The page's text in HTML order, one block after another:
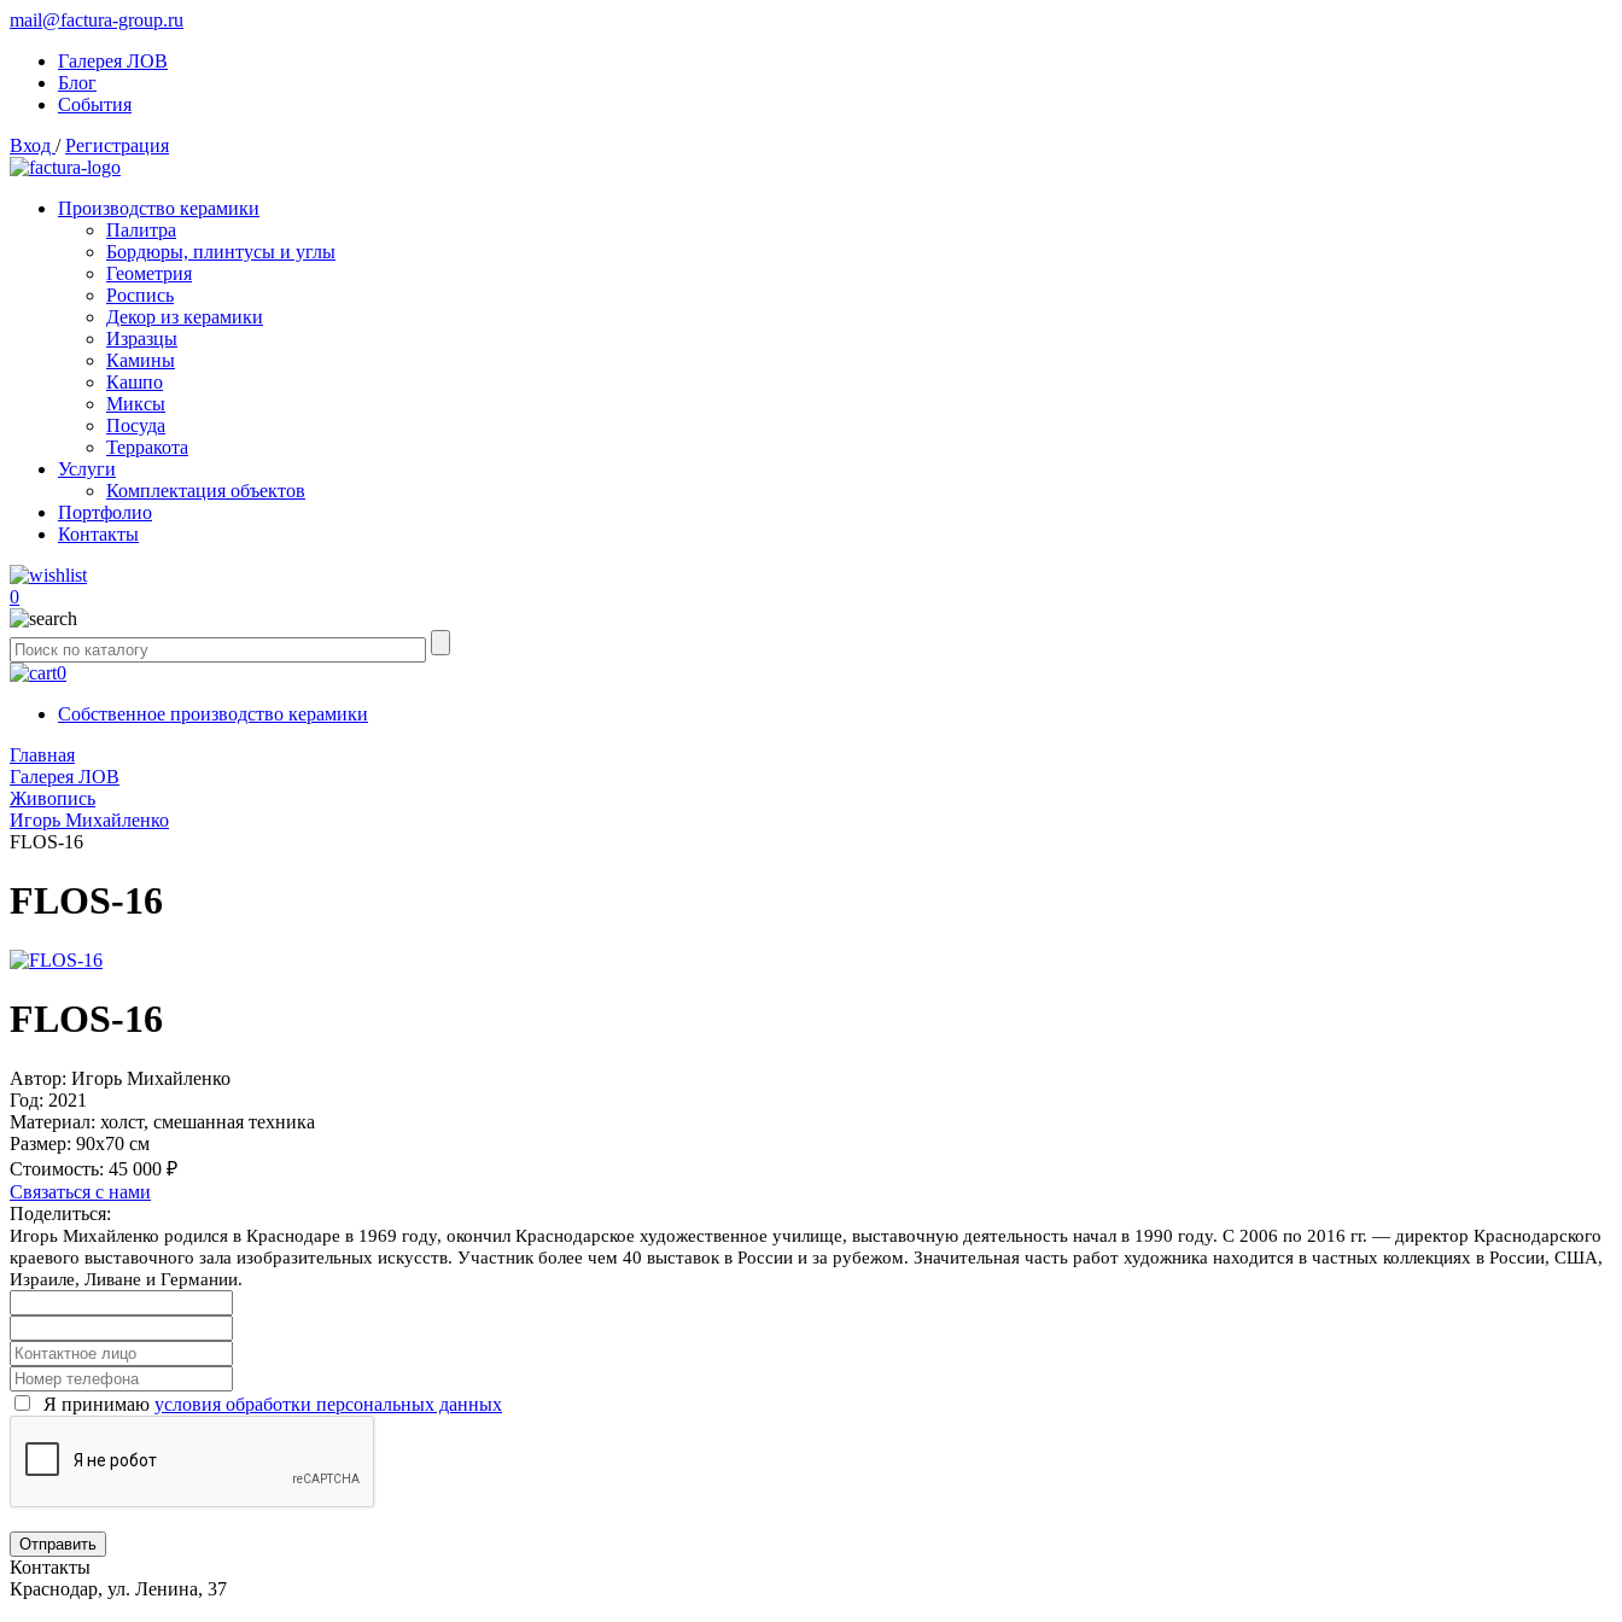
mail@factura-group.ru
Галерея ЛОВ
Блог
События
Вход /Регистрация
Производство керамики
Палитра
Бордюры, плинтусы и углы
Геометрия
Роспись
Декор из керамики
Изразцы
Камины
Кашпо
Миксы
Посуда
Терракота
Услуги
Комплектация объектов
Портфолио
Контакты
0
0
Собственное производство керамики
Главная
Галерея ЛОВ
Живопись
Игорь Михайленко
FLOS-16
FLOS-16
FLOS-16
Автор: Игорь Михайленко
Год: 2021
Материал: холст, смешанная техника
Размер: 90х70 см
Стоимость: 45 000 ₽
Связаться с нами
Поделиться:
Игорь Михайленко родился в Краснодаре в 1969 году, окончил Краснодарское художественное училище, выставочную деятельность начал в 1990 году. С 2006 по 2016 гг. — директор Краснодарского
краевого выставочного зала изобразительных искусств. Участник более чем 40 выставок в России и за рубежом. Значительная часть работ художника находится в частных коллекциях в России, США,
Израиле, Ливане и Германии.
Я принимаю условия обработки персональных данных
Контакты
Краснодар, ул. Ленина, 37